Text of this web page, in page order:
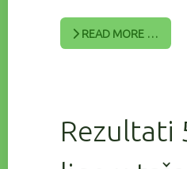
READ MORE …
Rezultati